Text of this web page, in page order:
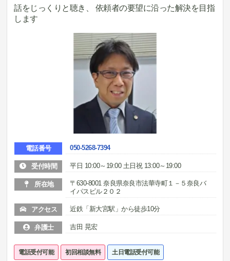
話をじっくりと聴き、 依頼者の要望に沿った解決を目指
します
電話番号 050-5268-7394
受付時間 平日 10:00～19:00 土日祝 13:00～19:00
所在地
〒630-8001 奈良県奈良市法華寺町１－５奈良バ
イパスビル２０２
アクセス 近鉄「新大宮駅」から徒歩10分
弁護士 吉田 晃宏
電話受付可能 初回相談無料 土日電話受付可能